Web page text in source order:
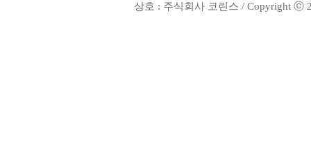
상호 : 주식회사 코린스 / Copyright ⓒ